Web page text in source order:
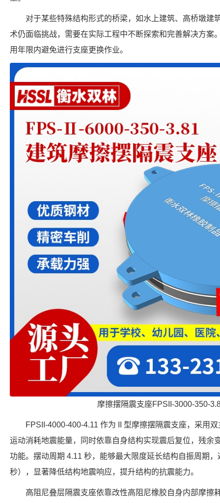
对于某些特殊结构形式的桥梁，如水上建筑、高桥墩建
术仍面临挑战，需要在实际工程中不断探索和完善解决方案
用年限内避免进行支座更换作业。
摩擦摆隔震支座FPSII-3000-350-
FPSII-4000-400-4.11 作为 II 型摩擦摆隔震支座，采用
运动消耗地震能量，同时依靠自身结构实现震后复位，残余
功能。摆动周期 4.11 秒，能够最大限度延长结构自振周期
秒），显著降低结构地震响应，提升结构的抗震能力。
高阻尼叠层隔震支座依靠改性高阻尼橡胶自身内部摩擦